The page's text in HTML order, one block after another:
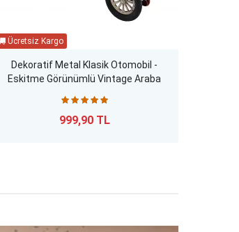
Dekoratif Metal Klasik Otomobil -
Eskitme Görünümlü Vintage Araba
999,90 TL